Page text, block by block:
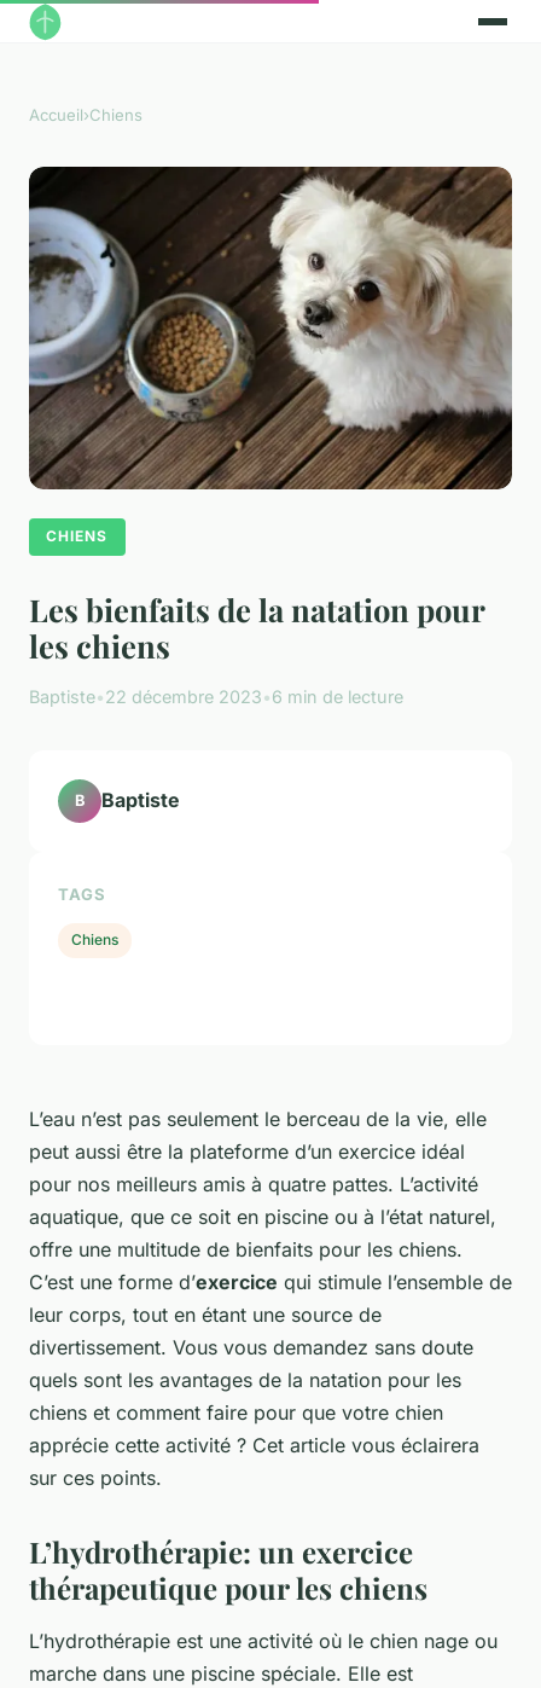
Accueil›Chiens
CHIENS
Les bienfaits de la natation pour
les chiens
Baptiste•22 décembre 2023•6 min de lecture
L’eau n’est pas seulement le berceau de la vie, elle
peut aussi être la plateforme d’un exercice idéal
pour nos meilleurs amis à quatre pattes. L’activité
aquatique, que ce soit en piscine ou à l’état naturel,
offre une multitude de bienfaits pour les chiens.
C’est une forme d’exercice qui stimule l’ensemble de
leur corps, tout en étant une source de
divertissement. Vous vous demandez sans doute
quels sont les avantages de la natation pour les
chiens et comment faire pour que votre chien
apprécie cette activité ? Cet article vous éclairera
sur ces points.
L’hydrothérapie: un exercice
thérapeutique pour les chiens
L’hydrothérapie est une activité où le chien nage ou
marche dans une piscine spéciale. Elle est
B Baptiste
TAGS
Chiens